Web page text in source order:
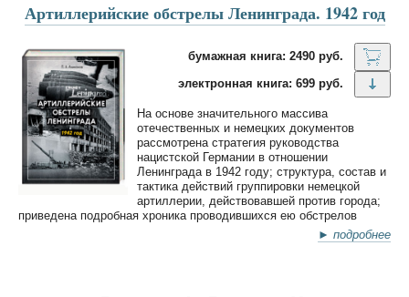
Артиллерийские обстрелы Ленинграда. 1942 год
бумажная книга: 2490 руб.
электронная книга: 699 руб.
На основе значительного массива
отечественных и немецких документов
рассмотрена стратегия руководства
нацистской Германии в отношении
Ленинграда в 1942 году; структура, состав и
тактика действий группировки немецкой
артиллерии, действовавшей против города;
приведена подробная хроника проводившихся ею обстрелов
► подробнее